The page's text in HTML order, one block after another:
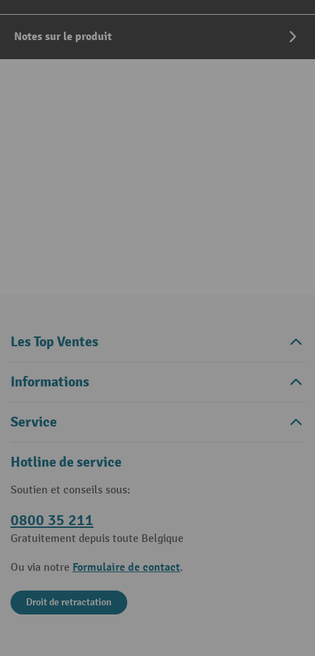
Notes sur le produit
Les Top Ventes
Informations
Service
Hotline de service
Soutien et conseils sous:
0800 35 211
Gratuitement depuis toute Belgique
Ou via notre Formulaire de contact.
Droit de retractation